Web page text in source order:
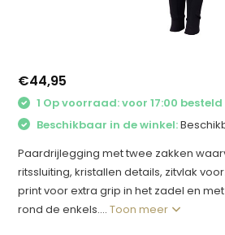
€44,95
1 Op voorraad: voor 17:00
Beschikbaar in de winkel:
Paardrijlegging met twee zakken
ritssluiting, kristallen details, zitvlak
print voor extra grip in het zadel en
rond de enkels....Toon meer